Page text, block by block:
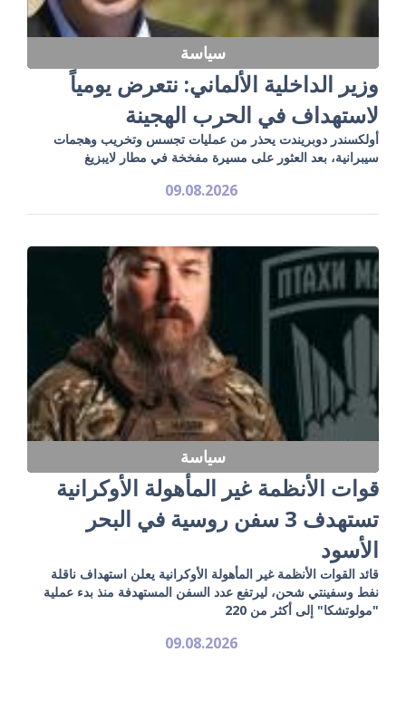
سياسة
وزير الداخلية الألماني: نتعرض يومياً
لاستهداف في الحرب الهجينة
أولكسندر دوبريندت يحذر من عمليات تجسس وتخريب وهجمات
سيبرانية، بعد العثور على مسيرة مفخخة في مطار لايبزيغ
09.08.2026
سياسة
قوات الأنظمة غير المأهولة الأوكرانية
تستهدف 3 سفن روسية في البحر
الأسود
قائد القوات الأنظمة غير المأهولة الأوكرانية يعلن استهداف ناقلة
نفط وسفينتي شحن، ليرتفع عدد السفن المستهدفة منذ بدء عملية
"مولوتشكا" إلى أكثر من 220
09.08.2026